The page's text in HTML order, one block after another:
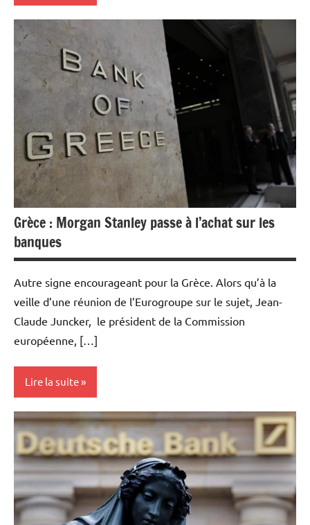
Actualités
Banques
Banques/Assurances
Grèce : Morgan Stanley passe à l’achat sur les
banques
Autre signe encourageant pour la Grèce. Alors qu’à la
veille d’une réunion de l’Eurogroupe sur le sujet, Jean-
Claude Juncker, le président de la Commission
européenne, […]
Lire la suite
Actualités
Banques
Banques/Assurances
Economie